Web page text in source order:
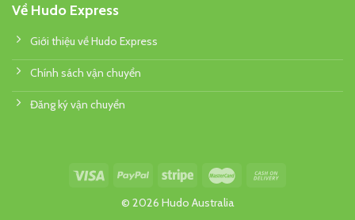
Về Hudo Express
Giới thiệu về Hudo Express
Chính sách vận chuyển
Đăng ký vận chuyển
© 2026 Hudo Australia